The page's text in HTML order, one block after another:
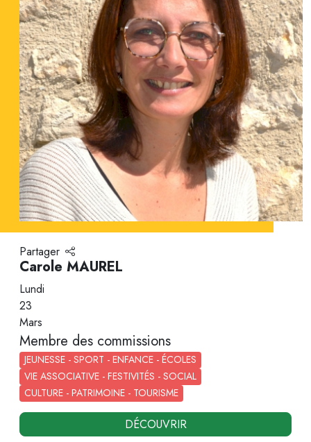
Partager
Carole MAUREL
Lundi
23
Mars
Membre des commissions
JEUNESSE - SPORT - ENFANCE - ÉCOLES
VIE ASSOCIATIVE - FESTIVITÉS - SOCIAL
CULTURE - PATRIMOINE - TOURISME
DÉCOUVRIR